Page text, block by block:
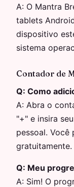
A: O Mantra
tablets
dispositivo
sistema
Contador de
Q: Como
A: Abra o
"+" e insira
pessoal.
gratuitamente.
Q: Meu
A: Sim! O